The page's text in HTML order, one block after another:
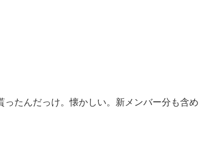
たんだっけ。懐かしい。新メンバー分も含め